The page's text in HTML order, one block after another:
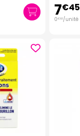
7€45
0€93/unité